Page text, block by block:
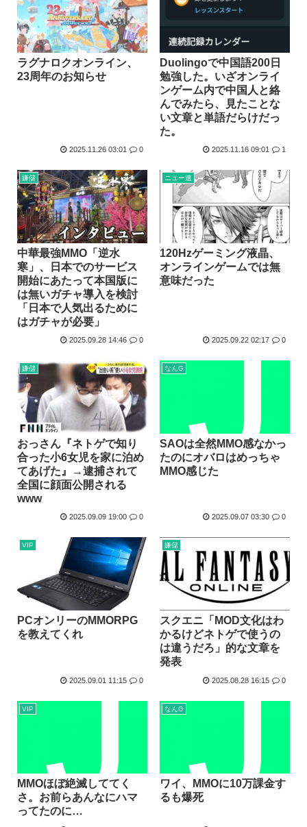
ラグナロクオンライン、
23周年のお知らせ
2025.11.26 03:01 0
Duolingoで中国語200日
勉強した。いざオンライ
ンゲーム内で中国人と絡
んでみたら、見たことな
い文章と単語だらけだっ
た。
2025.11.16 09:01 1
嫌儲
中華最強MMO「逆水
寒」、日本でのサービス
開始にあたって本国版に
は無いガチャ導入を検討
「日本で人気出るために
はガチャが必要」
2025.09.28 14:46 0
ニュー速
120Hzゲーミング液晶、
オンラインゲームでは無
意味だった
2025.09.22 02:17 0
嫌儲
おっさん『ネトゲで知り
合った小6女児を家に泊め
てあげた』→逮捕されて
全国に顔面公開される
www
2025.09.09 19:00 0
なんG
SAOは全然MMO感なかっ
たのにオバロはめっちゃ
MMO感じた
2025.09.07 03:30 0
VIP
PCオンリーのMMORPG
を教えてくれ
2025.09.01 11:15 0
嫌儲
スクエニ「MOD文化はわ
かるけどネトゲで使うの
は違うだろ」的な文章を
発表
2025.08.28 16:15 0
VIP
MMOほぼ絶滅しててく
さ。お前らあんなにハマ
ってたのに…
なんG
ワイ、MMOに10万課金す
るも爆死